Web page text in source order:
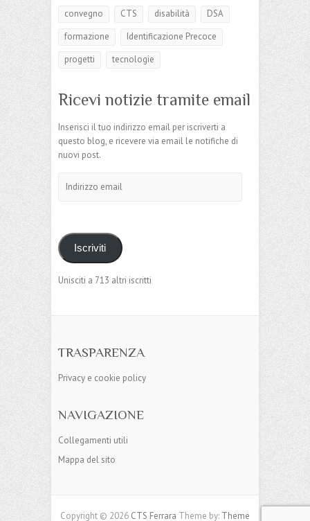
convegno
CTS disabilità
DSA
formazione
Identificazione Precoce
progetti
tecnologie
Ricevi notizie tramite email
Inserisci il tuo indirizzo email per iscriverti a
questo blog, e ricevere via email le notifiche di
nuovi post.
email
Iscriviti
Unisciti a 713 altri iscritti
TRASPARENZA
Privacy e cookie policy
NAVIGAZIONE
Collegamenti utili
Mappa del sito
Copyright © 2026 CTS Ferrara Theme by: Theme